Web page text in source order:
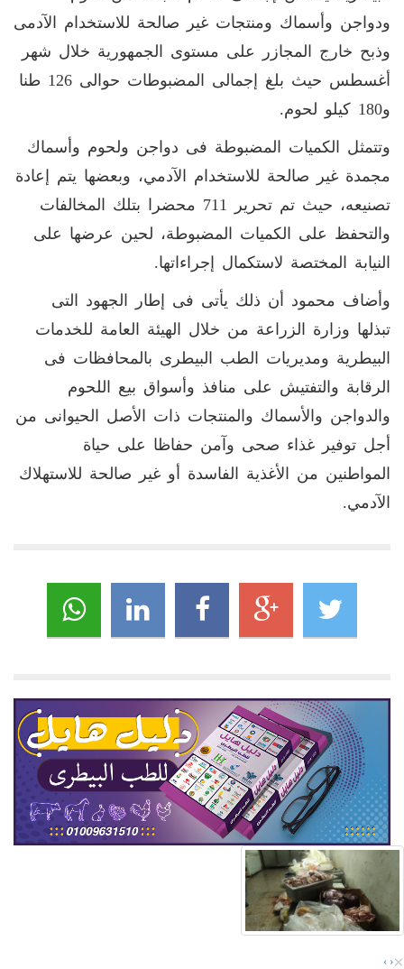
ودواجن وأسماك ومنتجات غير صالحة للاستخدام الآدمى
وذبح خارج المجازر على مستوى الجمهورية خلال شهر
أغسطس حيث بلغ إجمالى المضبوطات حوالى 126 طنا
و180 كيلو لحوم.
وتتمثل الكميات المضبوطة فى دواجن ولحوم وأسماك
مجمدة غير صالحة للاستخدام الآدمي، وبعضها يتم إعادة
تصنيعه، حيث تم تحرير 711 محضرا بتلك المخالفات
والتحفظ على الكميات المضبوطة، لحين عرضها على
النيابة المختصة لاستكمال إجراءاتها.
وأضاف محمود أن ذلك يأتى فى إطار الجهود التى
تبذلها وزارة الزراعة من خلال الهيئة العامة للخدمات
البيطرية ومديريات الطب البيطرى بالمحافظات فى
الرقابة والتفتيش على منافذ وأسواق بيع اللحوم
والدواجن والأسماك والمنتجات ذات الأصل الحيوانى من
أجل توفير غذاء صحى وآمن حفاظا على حياة
المواطنين من الأغذية الفاسدة أو غير صالحة للاستهلاك
الآدمي.
‹
› ×